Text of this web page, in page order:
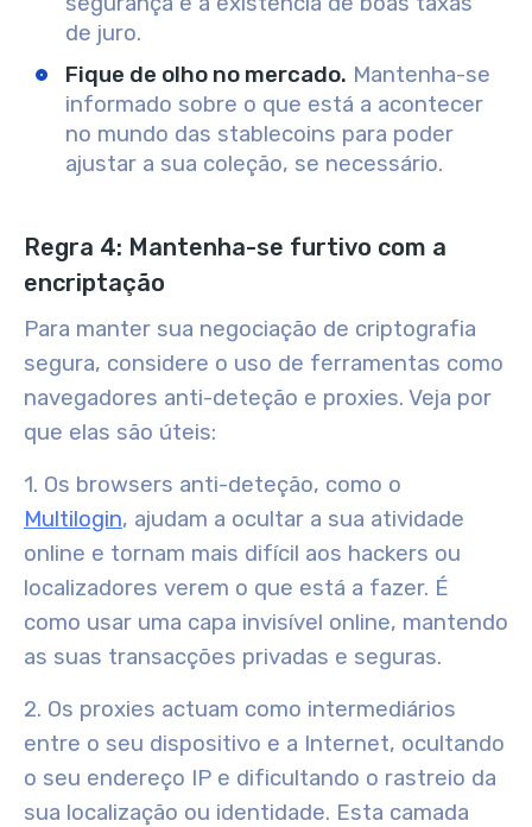
de juro.
Fique de olho no mercado. Mantenha-se
informado sobre o que está a acontecer
no mundo das stablecoins para poder
ajustar a sua coleção, se necessário.
Regra 4: Mantenha-se furtivo com a
encriptação
Para manter sua negociação de criptografia
segura, considere o uso de ferramentas como
navegadores anti-deteção e proxies. Veja por
que elas são úteis:
1. Os browsers anti-deteção, como o
Multilogin, ajudam a ocultar a sua atividade
online e tornam mais difícil aos hackers ou
localizadores verem o que está a fazer. É
como usar uma capa invisível online, mantendo
as suas transacções privadas e seguras.
2. Os proxies actuam como intermediários
entre o seu dispositivo e a Internet, ocultando
o seu endereço IP e dificultando o rastreio da
sua localização ou identidade. Esta camada